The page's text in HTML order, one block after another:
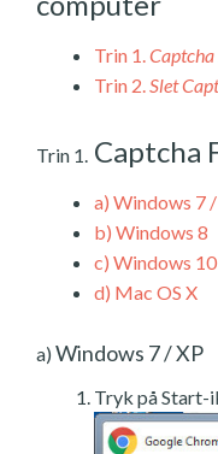
Trin 1.
Trin 2.Slet
Trin 1. Captcha
a) Windows 7 /
b) Windows 8
c) Windows 10
d) Mac OS X
a) Windows 7 / XP
Tryk på Start-